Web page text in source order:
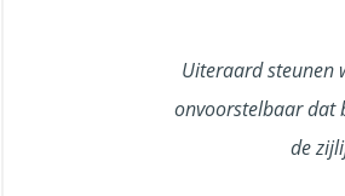
Uiteraard steunen
onvoorstelbaar dat
de